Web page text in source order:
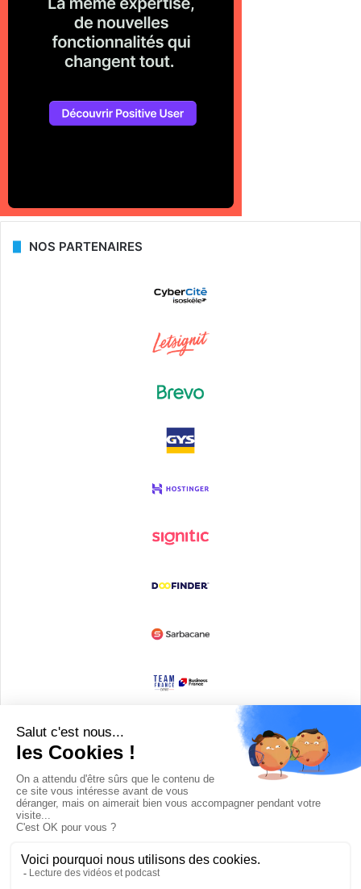
NOS PARTENAIRES
Devenir partenaire
© Copyright 2008 / 2026,DECODE MEDIA, The Innovation Media
Company.All Rights Reserved